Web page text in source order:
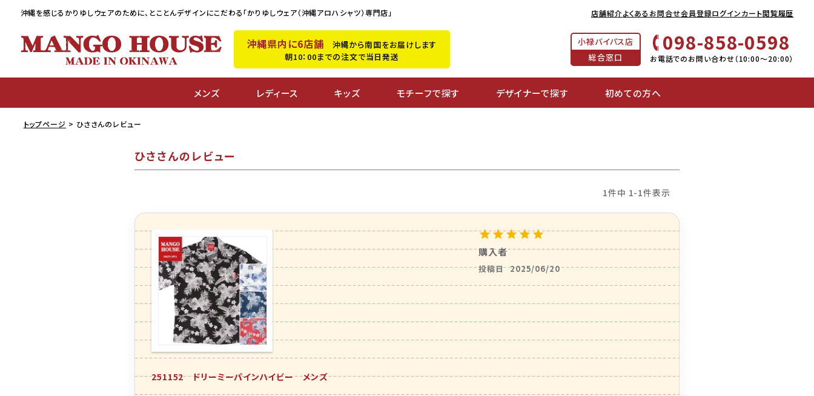
沖縄を感じるかりゆしウェアのために、 とことんデザインにこだわる「かりゆしウェア（沖縄アロハシャツ）専門店」 店舗紹介よくあるお問合せ会員登録ログインカート閲覧履歴
沖縄県内に6店舗 沖縄から南国をお届けします
朝10：00までの注文で当日発送
小禄バイパス店
総合窓口
098-858-0598
お電話でのお問い合わせ（10:00～20:00）
メンズ レディース キッズ モチーフで探す デザイナーで探す 初めての方へ
トップページ ひささんのレビュー
ひささんのレビュー
1件中 1-1件表示
251152 ドリーミーパインハイビー メンズ
購入者
投稿日 2025/06/20